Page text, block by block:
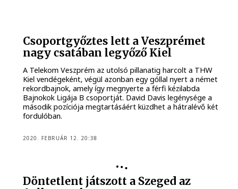
Csoportgyőztes lett a Veszprémet
nagy csatában legyőző Kiel
A Telekom Veszprém az utolsó pillanatig harcolt a THW
Kiel vendégeként, végül azonban egy góllal nyert a német
rekordbajnok, amely így megnyerte a férfi kézilabda
Bajnokok Ligája B csoportját. David Davis legénysége a
második pozíciója megtartásáért küzdhet a hátralévő két
fordulóban.
2020. FEBRUÁR 12. 20:38
Döntetlent játszott a Szeged az